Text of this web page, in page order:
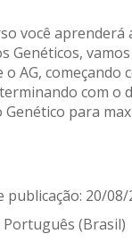
você aprenderá
Genéticos,
o AG, começando
com o
para
publicação: 20/08/
Português (Brasil)